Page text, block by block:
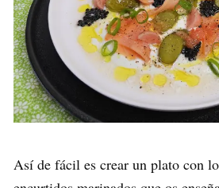
Así de fácil es crear un plato con